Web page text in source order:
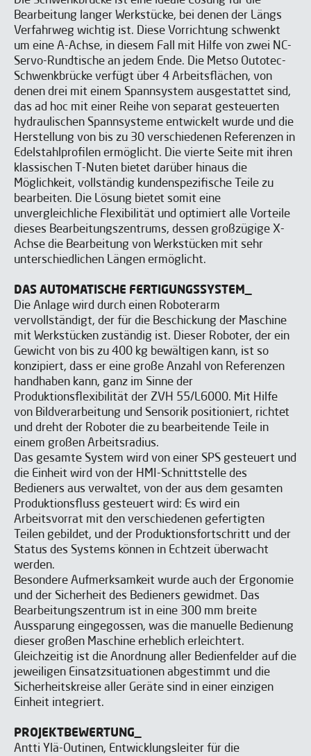
Bearbeitung langer Werkstücke, bei denen der Längs
Verfahrweg wichtig ist. Diese Vorrichtung schwenkt
um eine A-Achse, in diesem Fall mit Hilfe von zwei NC-
Servo-Rundtische an jedem Ende. Die Metso Outotec-
Schwenkbrücke verfügt über 4 Arbeitsflächen, von
denen drei mit einem Spannsystem ausgestattet sind,
das ad hoc mit einer Reihe von separat gesteuerten
hydraulischen Spannsysteme entwickelt wurde und die
Herstellung von bis zu 30 verschiedenen Referenzen in
Edelstahlprofilen ermöglicht. Die vierte Seite mit ihren
klassischen T-Nuten bietet darüber hinaus die
Möglichkeit, vollständig kundenspezifische Teile zu
bearbeiten. Die Lösung bietet somit eine
unvergleichliche Flexibilität und optimiert alle Vorteile
dieses Bearbeitungszentrums, dessen großzügige X-
Achse die Bearbeitung von Werkstücken mit sehr
unterschiedlichen Längen ermöglicht.
DAS AUTOMATISCHE FERTIGUNGSSYSTEM_
Die Anlage wird durch einen Roboterarm
vervollständigt, der für die Beschickung der Maschine
mit Werkstücken zuständig ist. Dieser Roboter, der ein
Gewicht von bis zu 400 kg bewältigen kann, ist so
konzipiert, dass er eine große Anzahl von Referenzen
handhaben kann, ganz im Sinne der
Produktionsflexibilität der ZVH 55/L6000. Mit Hilfe
von Bildverarbeitung und Sensorik positioniert, richtet
und dreht der Roboter die zu bearbeitende Teile in
einem großen Arbeitsradius.
Das gesamte System wird von einer SPS gesteuert und
die Einheit wird von der HMI-Schnittstelle des
Bedieners aus verwaltet, von der aus dem gesamten
Produktionsfluss gesteuert wird: Es wird ein
Arbeitsvorrat mit den verschiedenen gefertigten
Teilen gebildet, und der Produktionsfortschritt und der
Status des Systems können in Echtzeit überwacht
werden.
Besondere Aufmerksamkeit wurde auch der Ergonomie
und der Sicherheit des Bedieners gewidmet. Das
Bearbeitungszentrum ist in eine 300 mm breite
Aussparung eingegossen, was die manuelle Bedienung
dieser großen Maschine erheblich erleichtert.
Gleichzeitig ist die Anordnung aller Bedienfelder auf die
jeweiligen Einsatzsituationen abgestimmt und die
Sicherheitskreise aller Geräte sind in einer einzigen
Einheit integriert.
PROJEKTBEWERTUNG_
Antti Ylä-Outinen, Entwicklungsleiter für die
möchten Sie die Produktivität
und Sicherheit Ihrer
Bearbeitungsprozesse
verbessern?
Kontaktieren Sie IBARMIA, um zu
erfahren, wie unsere Lösungen Ihre
Produktion verändern können.
Ich habe gelesen und akzeptiere dieAviso legaly laPolítica
de privacidad*
Ich bin einverstanden, IBARMIA Veröffentlichungen zu
erhalten.
Senden Sie
Möchten Sie die Produktivität
und Sicherheit Ihrer
Bearbeitungsprozesse
verbessern?
Kontaktieren Sie IBARMIA, um zu
erfahren, wie unsere Lösungen Ihre
Produktion verändern können.
Ich habe gelesen und akzeptiere dieAviso legaly laPolítica
de privacidad*
Ich bin einverstanden, IBARMIA Veröffentlichungen zu
erhalten.
Senden Sie